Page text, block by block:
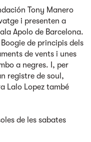
Tony Manero
i presenten a
Apolo de Barcelona.
de principis dels
de vents i unes
a negres. I, per
registre de soul,
Lalo Lopez també
de les sabates